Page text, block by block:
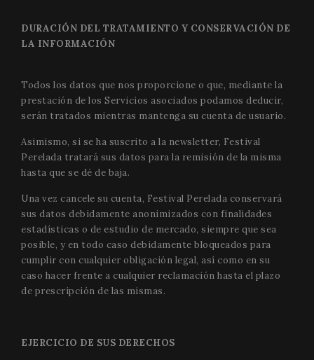
DURACIÓN DEL TRATAMIENTO Y CONSERVACIÓN DE
LA INFORMACIÓN
Todos los datos que nos proporcione o que, mediante la
prestación de los Servicios asociados podamos deducir,
serán tratados mientras mantenga su cuenta de usuario.
Asimismo, si se ha suscrito a la newsletter, Festival
Perelada tratará sus datos para la remisión de la misma
hasta que se dé de baja.
Una vez cancele su cuenta, Festival Perelada conservará
sus datos debidamente anonimizados con finalidades
estadísticas o de estudio de mercado, siempre que sea
posible, y en todo caso debidamente bloqueados para
cumplir con cualquier obligación legal, así como en su
caso hacer frente a cualquier reclamación hasta el plazo
de prescripción de las mismas.
EJERCICIO DE SUS DERECHOS